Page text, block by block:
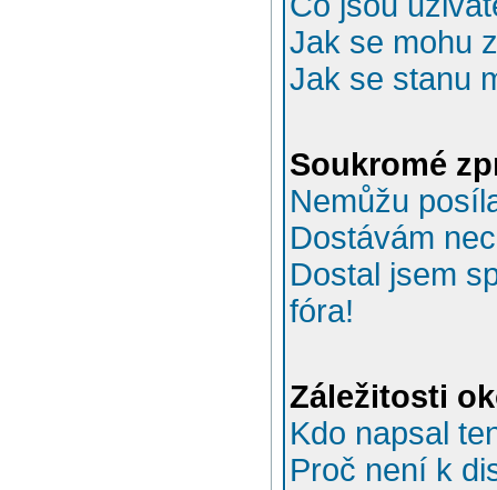
Jak se mohu
Jak se stanu
Soukromé
Nemůžu
Dostávám
Dostal jsem
fóra!
Záležitosti
Kdo napsal
Proč není k